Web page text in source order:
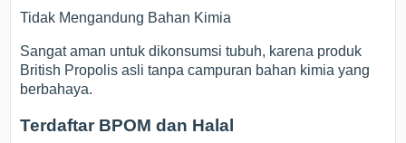
Tidak Mengandung Bahan Kimia
Sangat aman untuk dikonsumsi tubuh, karena produk
British Propolis asli tanpa campuran bahan kimia yang
berbahaya.
Terdaftar BPOM dan Halal